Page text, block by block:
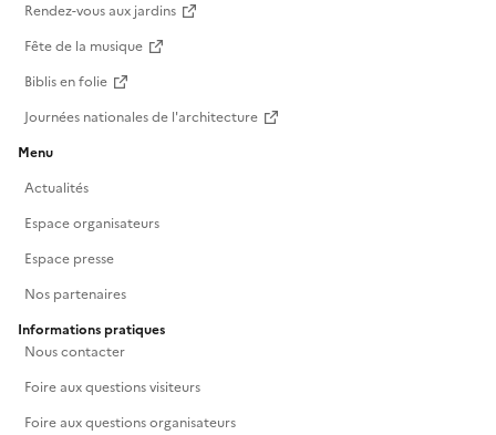
Rendez-vous aux jardins
Fête de la musique
Biblis en folie
Journées nationales de l'architecture
Menu
Actualités
Espace organisateurs
Espace presse
Nos partenaires
Informations pratiques
Nous contacter
Foire aux questions visiteurs
Foire aux questions organisateurs